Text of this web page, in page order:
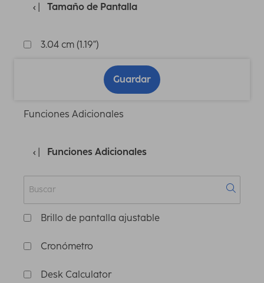
Tamaño de Pantalla
3.04 cm (1.19")
Guardar
Funciones Adicionales
Funciones Adicionales
Brillo de pantalla ajustable
Cronómetro
Desk Calculator